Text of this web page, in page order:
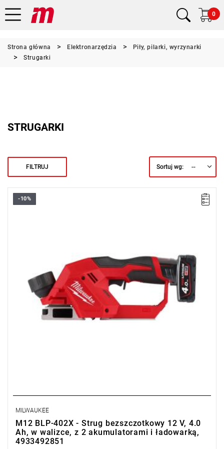
0
Strona główna Elektronarzędzia
Piły, pilarki, wyrzynarki
Strugarki
STRUGARKI
FILTRUJ Sortuj wg: --
Kup produkt objęty promocją MILWAUKEE® Redemption Classic,
-10%
MILWAUKEE
M12 BLP-402X - Strug bezszczotkowy 12 V, 4.0
Ah, w walizce, z 2 akumulatorami i ładowarką,
4933492851